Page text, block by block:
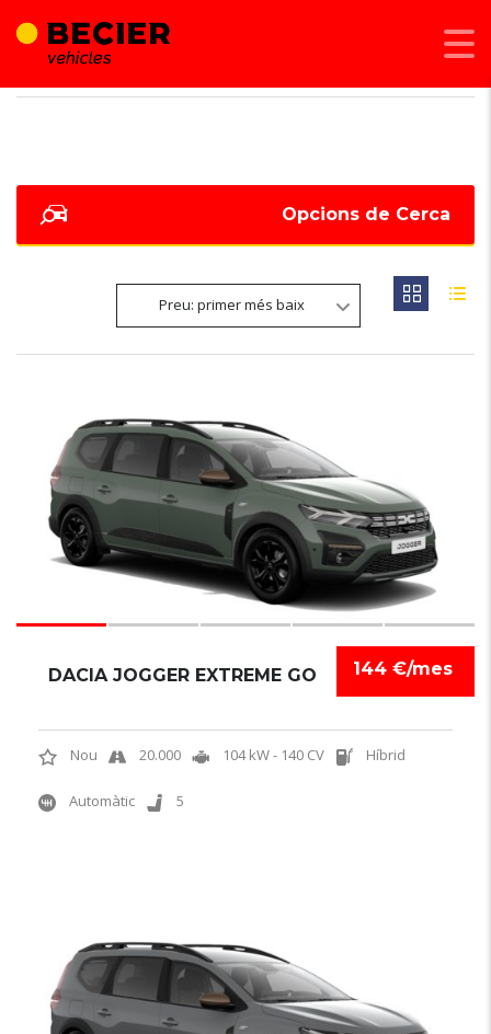
Opcions de Cerca
Preu: primer més baix
144 €/mes
DACIA JOGGER EXTREME GO
Nou 20.000 104 kW - 140 CV Híbrid
Automàtic 5